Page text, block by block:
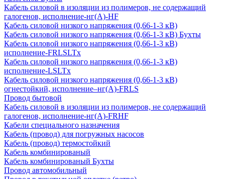
Кабель силовой в изоляции из полимеров, не содержащий
галогенов, исполнение-нг(А)-HF
Кабель силовой низкого напряжения (0,66-1-3 кВ)
Кабель силовой низкого напряжения (0,66-1-3 кВ) Бухты
Кабель силовой низкого напряжения (0,66-1-3 кВ)
исполнение-FRLSLTx
Кабель силовой низкого напряжения (0,66-1-3 кВ)
исполнение-LSLTx
Кабель силовой низкого напряжения (0,66-1-3 кВ)
огнестойкий, исполнение–нг(А)-FRLS
Провод бытовой
Кабель силовой в изоляции из полимеров, не содержащий
галогенов, исполнение-нг(А)-FRHF
Кабели специального назначения
Кабель (провод) для погружных насосов
Кабель (провод) термостойкий
Кабель комбинированый
Кабель комбинированый Бухты
Провод автомобильный